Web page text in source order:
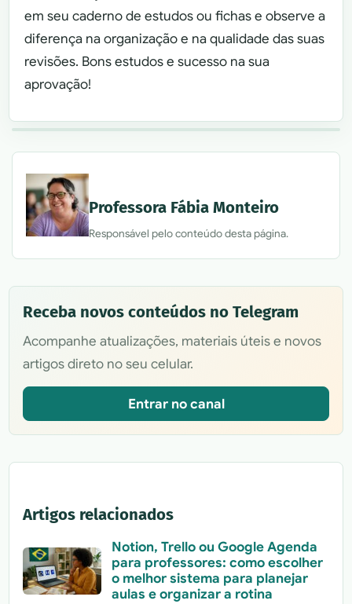
em seu caderno de estudos ou fichas e observe a
diferença na organização e na qualidade das suas
revisões. Bons estudos e sucesso na sua
aprovação!
Professora Fábia Monteiro
Responsável pelo conteúdo desta página.
Receba novos conteúdos no Telegram
Acompanhe atualizações, materiais úteis e novos
artigos direto no seu celular.
Entrar no canal
Artigos relacionados
Notion, Trello ou Google Agenda
para professores: como escolher
o melhor sistema para planejar
aulas e organizar a rotina